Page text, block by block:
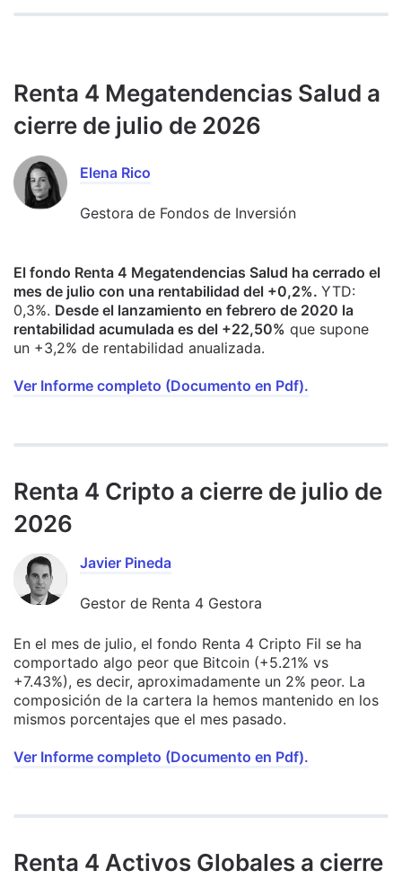
Renta 4 Megatendencias Salud a
cierre de julio de 2026
Elena Rico
Gestora de Fondos de Inversión
El fondo Renta 4 Megatendencias Salud ha cerrado el
mes de julio con una rentabilidad del +0,2%. YTD:
0,3%. Desde el lanzamiento en febrero de 2020 la
rentabilidad acumulada es del +22,50% que supone
un +3,2% de rentabilidad anualizada.
Ver Informe completo (Documento en Pdf).
Renta 4 Cripto a cierre de julio de
2026
Javier Pineda
Gestor de Renta 4 Gestora
En el mes de julio, el fondo Renta 4 Cripto Fil se ha
comportado algo peor que Bitcoin (+5.21% vs
+7.43%), es decir, aproximadamente un 2% peor. La
composición de la cartera la hemos mantenido en los
mismos porcentajes que el mes pasado.
Ver Informe completo (Documento en Pdf).
Renta 4 Activos Globales a cierre